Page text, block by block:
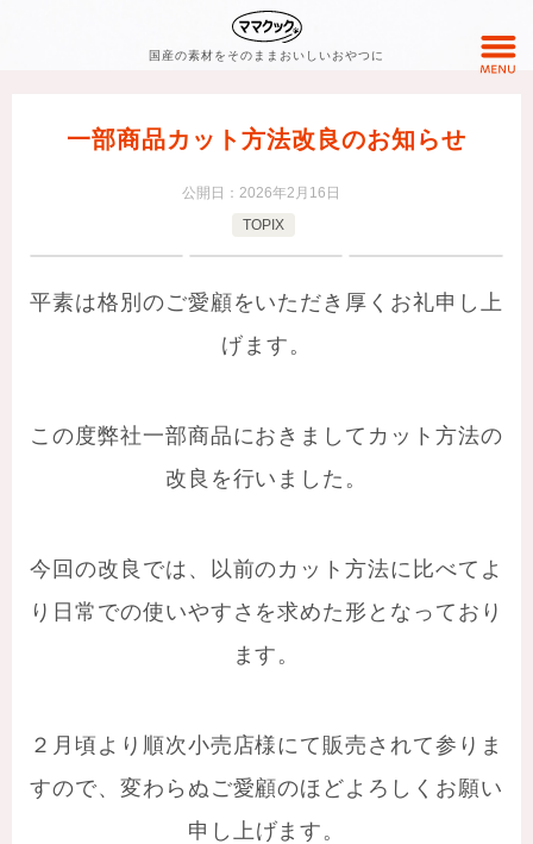
国産の素材をそのままおいしいおやつに
一部商品カット方法改良のお知らせ
公開日： 2026年2月16日
TOPIX
平素は格別のご愛顧をいただき厚くお礼申し上
げます。
この度弊社一部商品におきましてカット方法の
改良を行いました。
今回の改良では、以前のカット方法に比べてよ
り日常での使いやすさを求めた形となっており
ます。
２月頃より順次小売店様にて販売されて参りま
すので、変わらぬご愛顧のほどよろしくお願い
申し上げます。